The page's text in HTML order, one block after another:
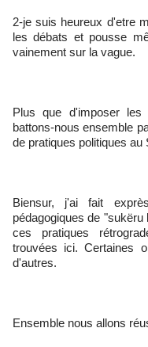
‎2-je suis heureux d'etre
les débats et pousse
vainement sur la vague.
‎Plus que d'imposer les
battons-nous ensemble
de pratiques politiques au
‎Biensur, j'ai fait
pédagogiques de
ces pratiques
trouvées ici. Certaines
d'autres.
‎Ensemble nous allons